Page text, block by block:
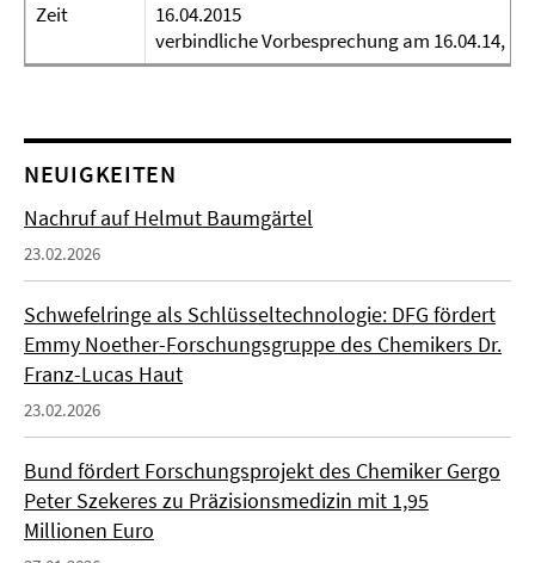
Zeit
16.04.2015
verbindliche Vorbesprechung am 16.04.14,
NEUIGKEITEN
Nachruf auf Helmut Baumgärtel
23.02.2026
Schwefelringe als Schlüsseltechnologie: DFG fördert
Emmy Noether-Forschungsgruppe des Chemikers Dr.
Franz-Lucas Haut
23.02.2026
Bund fördert Forschungsprojekt des Chemiker Gergo
Peter Szekeres zu Präzisionsmedizin mit 1,95
Millionen Euro